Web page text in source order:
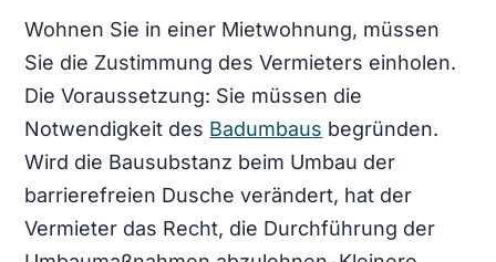
Wohnen Sie in einer Mietwohnung, müssen
Sie die Zustimmung des Vermieters einholen.
Die Voraussetzung: Sie müssen die
Notwendigkeit des Badumbaus begründen.
Wird die Bausubstanz beim Umbau der
barrierefreien Dusche verändert, hat der
Vermieter das Recht, die Durchführung der